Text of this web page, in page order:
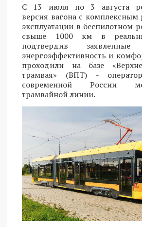
С 13 июля по 3 августа
версия вагона с
эксплуатации в беспилотном
свыше 1000 км в
подтвердив заявленные
энергоэффективность и
проходили на базе
трамвая» (ВПТ) -
современной России
трамвайной линии.